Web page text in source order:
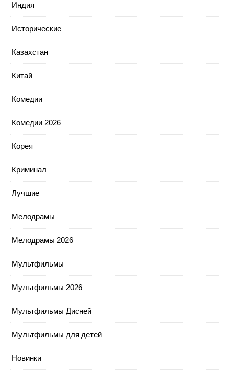
Индия
Исторические
Казахстан
Китай
Комедии
Комедии 2026
Корея
Криминал
Лучшие
Мелодрамы
Мелодрамы 2026
Мультфильмы
Мультфильмы 2026
Мультфильмы Дисней
Мультфильмы для детей
Новинки